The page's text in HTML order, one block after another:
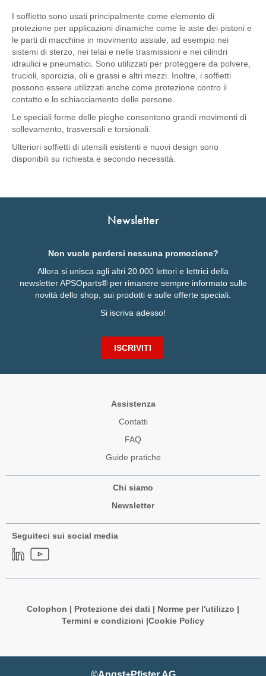
I soffietto sono usati principalmente come elemento di
protezione per applicazioni dinamiche come le aste dei pistoni e
le parti di macchine in movimento assiale, ad esempio nei
sistemi di sterzo, nei telai e nelle trasmissioni e nei cilindri
idraulici e pneumatici. Sono utilizzati per proteggere da polvere,
trucioli, sporcizia, oli e grassi e altri mezzi. Inoltre, i soffietti
possono essere utilizzati anche come protezione contro il
contatto e lo schiacciamento delle persone.
Le speciali forme delle pieghe consentono grandi movimenti di
sollevamento, trasversali e torsionali.
Ulteriori soffietti di utensili esistenti e nuovi design sono
disponibili su richiesta e secondo necessità.
Newsletter
Non vuole perdersi nessuna promozione?
Allora si unisca agli altri 20.000 lettori e lettrici della
newsletter APSOparts® per rimanere sempre informato sulle
novità dello shop, sui prodotti e sulle offerte speciali.
Si iscriva adesso!
ISCRIVITI
Assistenza
Contatti
FAQ
Guide pratiche
Chi siamo
Newsletter
Seguiteci sui social media
Colophon | Protezione dei dati | Norme per l'utilizzo |
Termini e condizioni |Cookie Policy